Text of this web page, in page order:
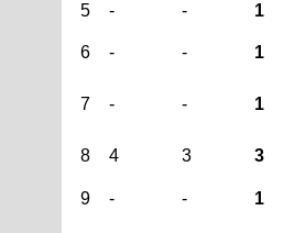
5 - - 1
6
- - 1
7 - - 1
8
4 3 3
9
- - 1